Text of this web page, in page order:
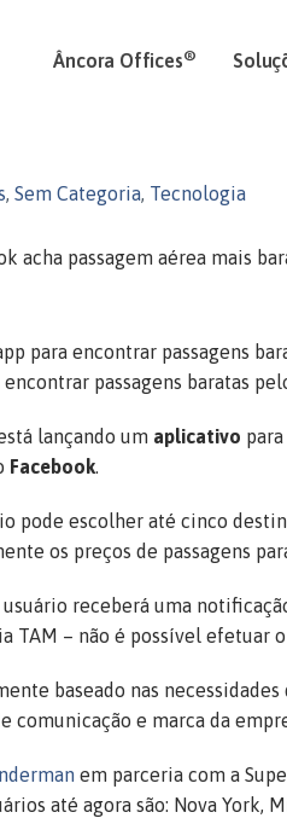
Âncora Offices®
, Sem Categoria, Tecnologia
acha passagem aérea mais
passagens baratas
lançando um aplicativo
Facebook.
pode escolher até cinco
os preços de passagens
usuário receberá uma
TAM – não é possível efetuar
baseado nas
comunicação e marca da
em parceria com a
até agora são: Nova York,